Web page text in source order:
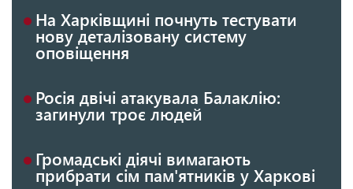
На Харківщині почнуть тестувати
нову деталізовану систему
оповіщення
Росія двічі атакувала Балаклію:
загинули троє людей
Громадські діячі вимагають
прибрати сім пам'ятників у Харкові